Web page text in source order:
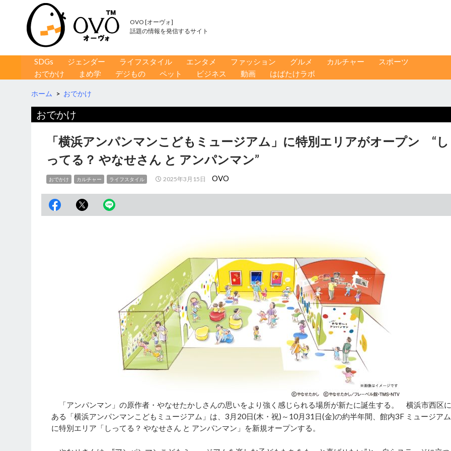
OVO [オーヴォ]
話題の情報を発信するサイト
コンテンツへ移動
SDGs ジェンダー ライフスタイル エンタメ ファッション グルメ カルチャー
スポーツ
おでかけ
まめ学 デジもの ペット ビジネス 動画 はばたけラボ
ホーム > おでかけ
おでかけ
「横浜アンパンマンこどもミュージアム」に特別エリアがオープン “し
ってる？ やなせさん と アンパンマン”
おでかけ カルチャー ライフスタイル 2025年3月15日 OVO
「アンパンマン」の原作者・やなせたかしさんの思いをより強く感じられる場所が新たに誕生する。 横浜市西区に
ある「横浜アンパンマンこどもミュージアム」は、3月20日(木・祝)～10月31日(金)の約半年間、館内3F ミュージアム
に特別エリア「しってる？ やなせさん と アンパンマン」を新規オープンする。